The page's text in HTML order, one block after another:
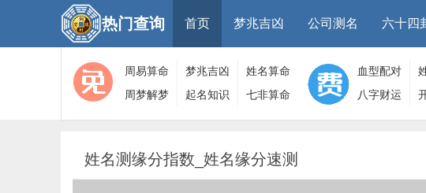
热门查询 首页 梦兆吉凶 公司测名 六十四
周易算命 梦兆吉凶
姓名算命
周梦解梦
大全
起名知识
算命
七非算命
网
血型配对
八字财运
姓名测缘分指数_姓名缘分速测